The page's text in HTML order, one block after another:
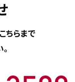
こちらまで